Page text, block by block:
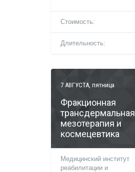
Стоимость:
Длительность:
7 АВГУСТА , пятница
Фракционная
трансдермальная
мезотерапия и
космецевтика
Медицинский институт
реабилитации и